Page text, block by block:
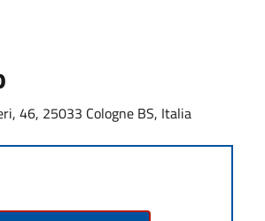
46, 25033 Cologne BS, Italia